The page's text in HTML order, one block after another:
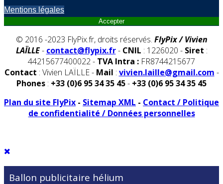
Mentions légales
Accepter
© 2016 -2023 FlyPix.fr, droits réservés. FlyPix / Vivien
LAÏLLE - contact@flypix.fr- CNIL : 1226020 - Siret :
44215677400022 - TVA Intra : FR8744215677
Contact : Vivien LAÏLLE - Mail : vivien.laille@gmail.com -
Phones : +33 (0)6 95 34 35 45- +33 (0)6 95 34 35 45
Plan du site FlyPix - Sitemap XML - Contact / Politique
de confidentialité / Données personnelles
Ballon publicitaire hélium